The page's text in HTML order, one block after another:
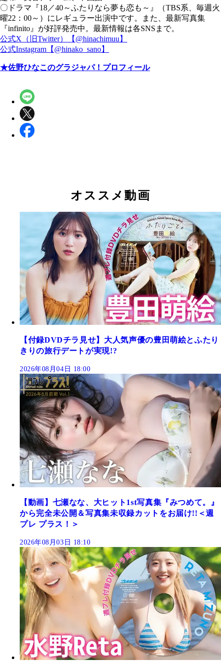
〇ドラマ『18／40～ふたりなら夢も恋も～』（TBS系、毎週火
曜22：00～）にレギュラー出演中です。また、最新写真集
『infinito』が好評発売中。最新情報は各SNSまで。
公式X（旧Twitter）【@hinachimuu】
公式Instagram【@hinako_sano】
★佐野ひなこのグラジャパ！プロフィール
オススメ動画
【付録DVDチラ見せ】大人気声優の豊田萌絵とふたり
きりの旅行デートが実現!?
2026年08月04日 18:00
【動画】七瀬なな、大ヒット1st写真集『みつめて。』
から完全未公開＆写真集未収録カットをお届け!!＜週
プレ プラス！＞
2026年08月03日 18:10